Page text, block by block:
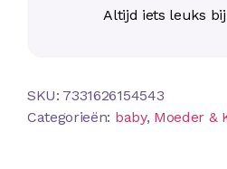
Altijd iets leuks
SKU: 7331626154543
Categorieën: baby, Moeder &